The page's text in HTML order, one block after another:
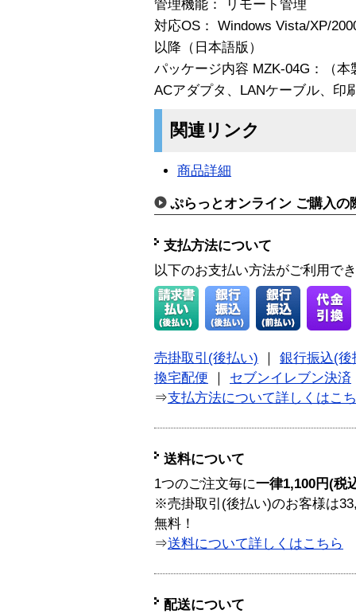
管理機能： リモート管理
対応OS： Windows Vista/XP/
以降（日本語版）
パッケージ内容 MZK-04G：（
ACアダプタ、LANケーブル、印
関連リンク
商品詳細
ぷらっとオンライン ご購入の
支払方法について
以下のお支払い方法がご利用で
売掛取引(後払い)
銀行振込(後
換宅配便
セブンイレブン決済
⇒支払方法について詳しくはこ
送料について
1つのご注文毎に一律1,100円(税
※売掛取引(後払い)のお客様は
無料！
⇒送料について詳しくはこちら
配送について